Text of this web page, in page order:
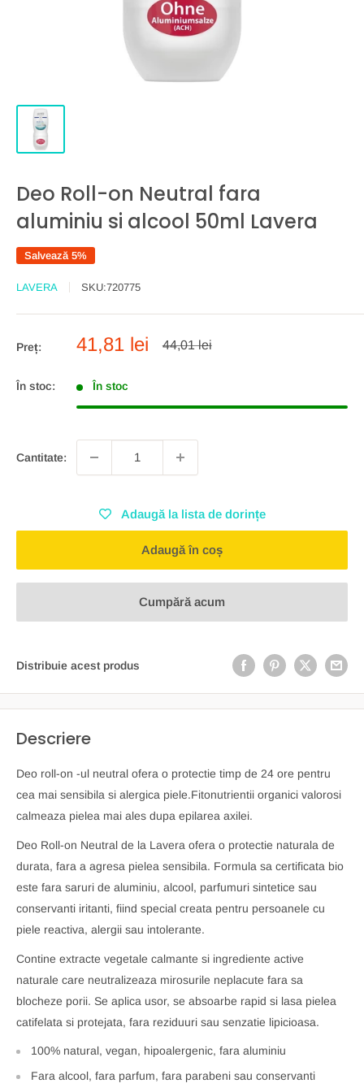
Deo Roll-on Neutral fara
aluminiu si alcool 50ml Lavera
Salvează 5%
LAVERA SKU:720775
Preț:
Preț
41,81 lei
Preț
44,01 lei
În stoc: În stoc
Cantitate:
Adaugă la lista de dorințe
Adaugă în coș
Cumpără acum
Distribuie acest produs
Descriere
Deo roll-on -ul neutral ofera o protectie timp de 24 ore pentru
cea mai sensibila si alergica piele.Fitonutrientii organici valorosi
calmeaza pielea mai ales dupa epilarea axilei.
Deo Roll-on Neutral de la Lavera ofera o protectie naturala de
durata, fara a agresa pielea sensibila. Formula sa certificata bio
este fara saruri de aluminiu, alcool, parfumuri sintetice sau
conservanti iritanti, fiind special creata pentru persoanele cu
piele reactiva, alergii sau intolerante.
Contine extracte vegetale calmante si ingrediente active
naturale care neutralizeaza mirosurile neplacute fara sa
blocheze porii. Se aplica usor, se absoarbe rapid si lasa pielea
catifelata si protejata, fara reziduuri sau senzatie lipicioasa.
100% natural, vegan, hipoalergenic, fara aluminiu
Fara alcool, fara parfum, fara parabeni sau conservanti